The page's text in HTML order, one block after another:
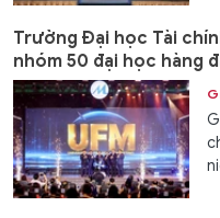
Trường Đại học Tài
nhóm 50 đại học hàng